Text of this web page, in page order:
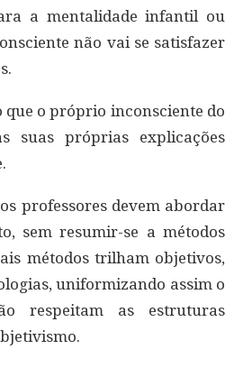
a mentalidade infantil ou
não vai se satisfazer
que o próprio inconsciente do
suas próprias explicações
professores devem abordar
sem resumir-se a métodos
métodos trilham objetivos,
uniformizando assim o
respeitam as estruturas